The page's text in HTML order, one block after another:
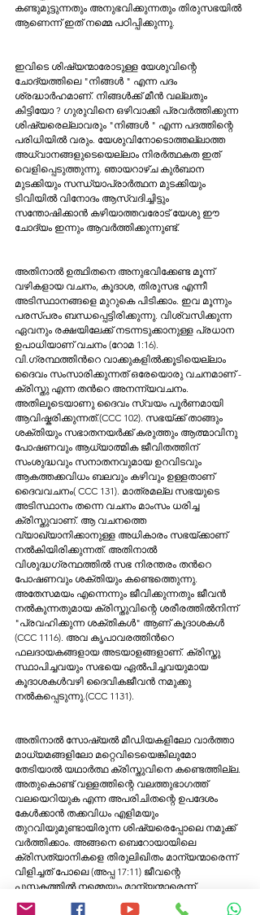
കണ്ടുമുട്ടുന്നതും അനുഭവിക്കുന്നതും തിരുസഭയിൽ
ആണെന്ന് ഇത് നമ്മെ പഠിപ്പിക്കുന്നു.
ഇവിടെ ശിഷ്യന്മാരോടുള്ള യേശുവിന്റെ
ചോദ്യത്തിലെ "നിങ്ങൾ " എന്ന പദം
ശ്രദ്ധാർഹമാണ്. നിങ്ങൾക്ക് മീൻ വല്ലതും
കിട്ടിയോ ? ഗുരുവിനെ ഒഴിവാക്കി പ്രവർത്തിക്കുന്ന
ശിഷ്യരെല്ലാവരും "നിങ്ങൾ " എന്ന പദത്തിന്റെ
പരിധിയിൽ വരും. യേശുവിനോടൊത്തല്ലാത്ത
അധ്വാനങ്ങളുടെയെല്ലാം നിരർത്ഥകത ഇത്
വെളിപ്പെടുത്തുന്നു. ഞായറാഴ്ച കുർബാന
മുടക്കിയും സന്ധ്യാപ്രാർത്ഥന മുടക്കിയും
ടിവിയിൽ വിനോദം ആസ്വദിച്ചിട്ടും
സന്തോഷിക്കാൻ കഴിയാത്തവരോട് യേശു ഈ
ചോദ്യം ഇന്നും ആവർത്തിക്കുന്നുണ്ട്.
അതിനാൽ ഉത്ഥിതനെ അനുഭവിക്കേണ്ട മൂന്ന്
വഴികളായ വചനം, കൂദാശ, തിരുസഭ എന്നീ
അടിസ്ഥാനങ്ങളെ മുറുകെ പിടിക്കാം. ഇവ മൂന്നും
പരസ്പരം ബന്ധപ്പെട്ടിരിക്കുന്നു. വിശ്വസിക്കുന്ന
ഏവനും രക്ഷയിലേക്ക് നടന്നടുക്കാനുള്ള പ്രധാന
ഉപാധിയാണ് വചനം (റോമ 1:16).
വി.ഗ്രന്ഥത്തിന്‍റെ വാക്കുകളില്‍ക്കൂടിയെല്ലാം
ദൈവം സംസാരിക്കുന്നത് ഒരേയൊരു വചനമാണ് -
ക്രിസ്തു എന്ന തൻറെ അനന്ന്യവചനം.
അതിലൂടെയാണു ദൈവം സ്വയം പൂര്‍ണമായി
ആവിഷ്കരിക്കുന്നത്.(CCC 102). സഭയ്ക്ക് താങ്ങും
ശക്തിയും സഭാതനയര്‍ക്ക് കരുത്തും ആത്മാവിനു
പോഷണവും ആധ്യാത്മിക ജീവിതത്തിന്
സംശുദ്ധവും സനാതനവുമായ ഉറവിടവും
ആകത്തക്കവിധം ബലവും കഴിവും ഉള്ളതാണ്
ദൈവവചനം( CCC 131). മാത്രമല്ല സഭയുടെ
അടിസ്ഥാനം തന്നെ വചനം മാംസം ധരിച്ച
ക്രിസ്തുവാണ്. ആ വചനത്തെ
വ്യാഖ്യാനിക്കാനുള്ള അധികാരം സഭയ്ക്കാണ്
നൽകിയിരിക്കുന്നത്. അതിനാൽ
വിശുദ്ധഗ്രന്ഥത്തില്‍ സഭ നിരന്തരം തന്‍റെ
പോഷണവും ശക്തിയും കണ്ടെത്തെുന്നു.
അതേസമയം എന്നെന്നും ജീവിക്കുന്നതും ജീവൻ
നൽകുന്നതുമായ ക്രിസ്തുവിന്റെ ശരീരത്തിൽനിന്ന്
"പ്രവഹിക്കുന്ന ശക്തികൾ" ആണ് കൂദാശകൾ
(CCC 1116). അവ കൃപാവരത്തിന്‍റെ
ഫലദായകങ്ങളായ അടയാളങ്ങളാണ്. ക്രിസ്തു
സ്ഥാപിച്ചവയും സഭയെ ഏല്‍പിച്ചവയുമായ
കൂദാശകള്‍വഴി ദൈവികജീവന്‍ നമുക്കു
നല്‍കപ്പെടുന്നു.(CCC 1131).
അതിനാൽ സോഷ്യൽ മീഡിയകളിലോ വാർത്താ
മാധ്യമങ്ങളിലോ മറ്റെവിടെയെങ്കിലുമോ
തേടിയാൽ യഥാർത്ഥ ക്രിസ്തുവിനെ കണ്ടെത്തില്ല.
അതുകൊണ്ട് വള്ളത്തിന്റെ വലത്തുഭാഗത്ത്
വലയെറിയുക എന്ന അപരിചിതന്റെ ഉപദേശം
കേൾക്കാൻ തക്കവിധം എളിമയും
തുറവിയുമുണ്ടായിരുന്ന ശിഷ്യരെപ്പോലെ നമുക്ക്
വർത്തിക്കാം. അങ്ങനെ ബെറോയായിലെ
ക്രിസത്യാനികളെ തിരുലിഖിതം മാന്യന്മാരെന്ന്
വിളിച്ചത് പോലെ (അപ്പ 17:11) ജീവന്റെ
പുസ്തകത്തിൽ നമ്മെയും മാന്യന്മാരെന്ന്
വിളിക്കാൻ നാം അർഹരാകട്ടെ!